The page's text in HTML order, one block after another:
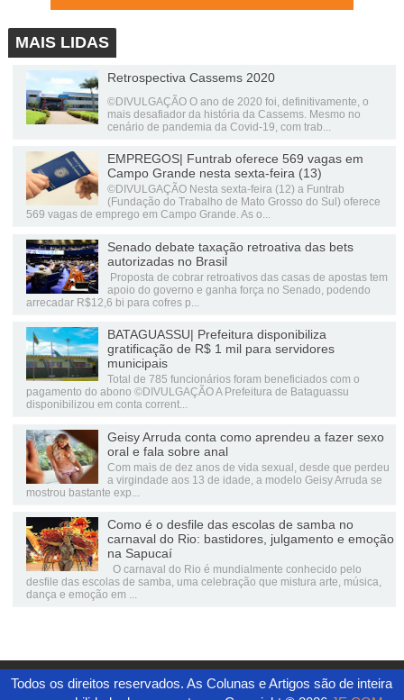
MAIS LIDAS
Retrospectiva Cassems 2020
©DIVULGAÇÃO O ano de 2020 foi, definitivamente, o
mais desafiador da história da Cassems. Mesmo no
cenário de pandemia da Covid-19, com trab...
EMPREGOS| Funtrab oferece 569 vagas em
Campo Grande nesta sexta-feira (13)
©DIVULGAÇÃO Nesta sexta-feira (12) a Funtrab
(Fundação do Trabalho de Mato Grosso do Sul) oferece
569 vagas de emprego em Campo Grande. As o...
Senado debate taxação retroativa das bets
autorizadas no Brasil
Proposta de cobrar retroativos das casas de apostas tem
apoio do governo e ganha força no Senado, podendo
arrecadar R$12,6 bi para cofres p...
BATAGUASSU| Prefeitura disponibiliza
gratificação de R$ 1 mil para servidores
municipais
Total de 785 funcionários foram beneficiados com o
pagamento do abono ©DIVULGAÇÃO A Prefeitura de Bataguassu
disponibilizou em conta corrent...
Geisy Arruda conta como aprendeu a fazer sexo
oral e fala sobre anal
Com mais de dez anos de vida sexual, desde que perdeu
a virgindade aos 13 de idade, a modelo Geisy Arruda se
mostrou bastante exp...
Como é o desfile das escolas de samba no
carnaval do Rio: bastidores, julgamento e emoção
na Sapucaí
O carnaval do Rio é mundialmente conhecido pelo
desfile das escolas de samba, uma celebração que mistura arte, música,
dança e emoção em ...
Todos os direitos reservados. As Colunas e Artigos são de inteira